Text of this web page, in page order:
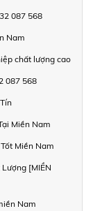
087 568
Nam
chất lượng cao
087 568
Miền Nam
Miền Nam
[MIỀN
Nam